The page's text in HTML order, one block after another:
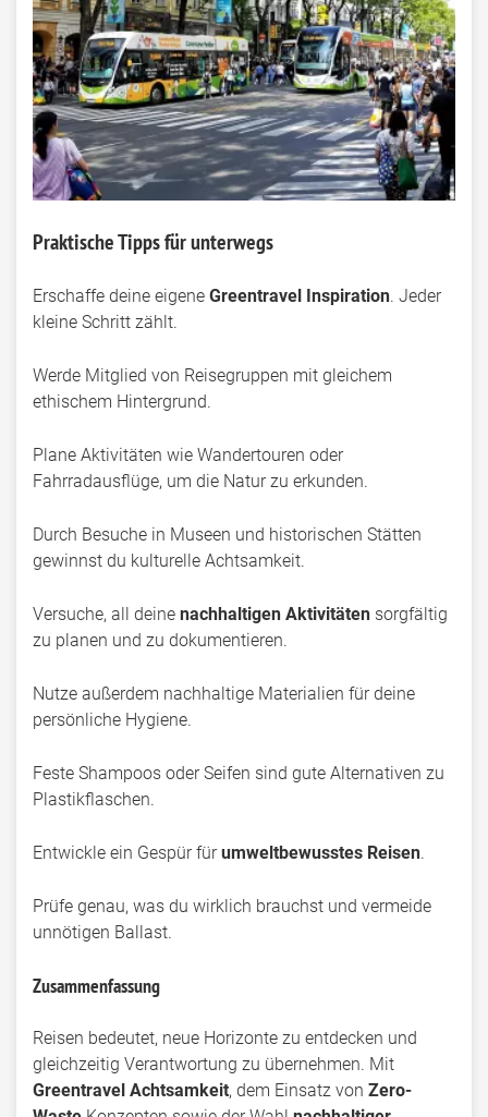
Praktische Tipps für unterwegs
Erschaffe deine eigene Greentravel Inspiration. Jeder
kleine Schritt zählt.
Werde Mitglied von Reisegruppen mit gleichem
ethischem Hintergrund.
Plane Aktivitäten wie Wandertouren oder
Fahrradausflüge, um die Natur zu erkunden.
Durch Besuche in Museen und historischen Stätten
gewinnst du kulturelle Achtsamkeit.
Versuche, all deine nachhaltigen Aktivitäten sorgfältig
zu planen und zu dokumentieren.
Nutze außerdem nachhaltige Materialien für deine
persönliche Hygiene.
Feste Shampoos oder Seifen sind gute Alternativen zu
Plastikflaschen.
Entwickle ein Gespür fürumweltbewusstes Reisen.
Prüfe genau, was du wirklich brauchst und vermeide
unnötigen Ballast.
Zusammenfassung
Reisen bedeutet, neue Horizonte zu entdecken und
gleichzeitig Verantwortung zu übernehmen. Mit
Greentravel Achtsamkeit, dem Einsatz von Zero-